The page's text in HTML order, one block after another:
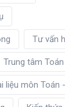
Tư vấn
Trung tâm
liệu môn Toán